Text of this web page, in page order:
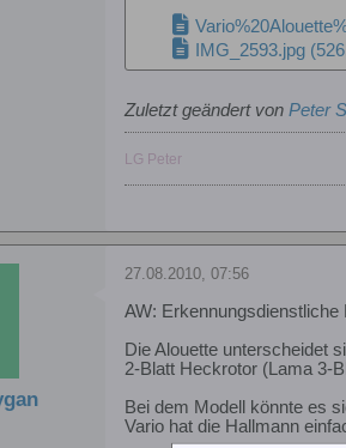
IMG_2593.jpg
Zuletzt geändert von Peter
LG Peter
27.08.2010, 07:56
AW: Erkennungsdienstliche
Die Alouette unterscheidet
2-Blatt Heckrotor (Lama 3-
Bei dem Modell könnte es
Vario hat die Hallmann